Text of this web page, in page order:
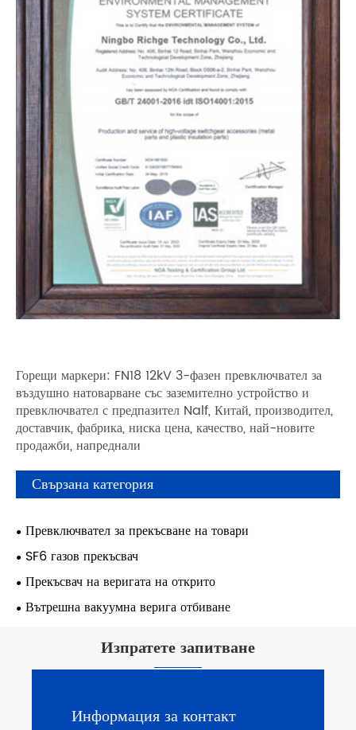
Горещи маркери: FN18 12kV 3-фазен превключвател за
въздушно натоварване със заземително устройство и
превключвател с предпазител Nalf, Китай, производител,
доставчик, фабрика, ниска цена, качество, най-новите
продажби, напреднали
Свързана категория
Превключвател за прекъсване на товари
SF6 газов прекъсвач
Прекъсвач на веригата на открито
Вътрешна вакуумна верига отбиване
Изпратете запитване
Информация за контакт